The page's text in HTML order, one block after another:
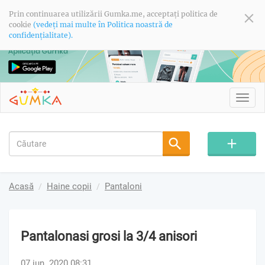
Prin continuarea utilizării Gumka.me, acceptați politica de
cookie (vedeți mai multe în Politica noastră de
confidențialitate).
Acasă Haine copii Pantaloni
Pantalonasi grosi la 3/4 anisori